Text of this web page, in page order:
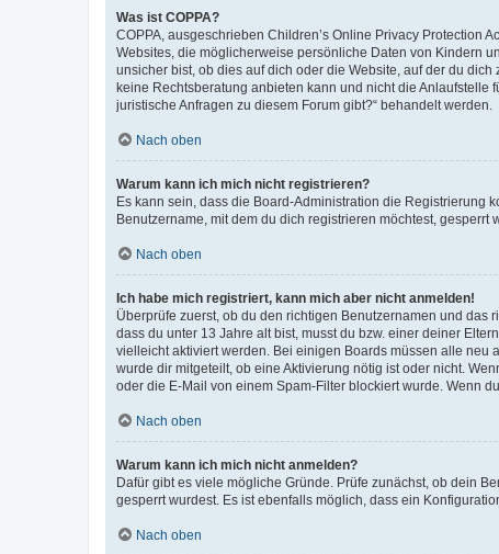
Was ist COPPA?
COPPA, ausgeschrieben Children’s Online Privacy Protection
Websites, die möglicherweise persönliche Daten von Kindern
unsicher bist, ob dies auf dich oder die Website, auf der du
keine Rechtsberatung anbieten kann und nicht die Anlaufstelle
juristische Anfragen zu diesem Forum gibt?“ behandelt werden.
Nach oben
Warum kann ich mich nicht registrieren?
Es kann sein, dass die Board-Administration die Registrierung
Benutzername, mit dem du dich registrieren möchtest,
Nach oben
Ich habe mich registriert, kann mich aber nicht anmelden!
Überprüfe zuerst, ob du den richtigen Benutzernamen und das
dass du unter 13 Jahre alt bist, musst du bzw. einer deiner
vielleicht aktiviert werden. Bei einigen Boards müssen alle neu
wurde dir mitgeteilt, ob eine Aktivierung nötig ist oder nicht.
oder die E-Mail von einem Spam-Filter blockiert wurde. Wenn
Nach oben
Warum kann ich mich nicht anmelden?
Dafür gibt es viele mögliche Gründe. Prüfe zunächst, ob dein
gesperrt wurdest. Es ist ebenfalls möglich, dass ein
Nach oben